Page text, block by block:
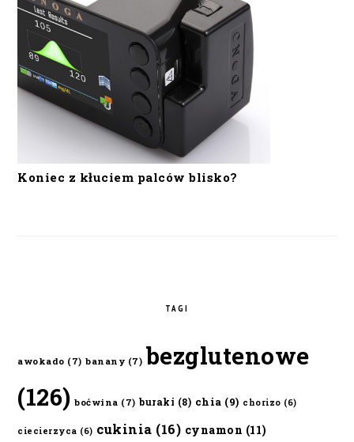
Koniec z kłuciem palców blisko?
TAGI
awokado (7) banany (7) bezglutenowe
(126) boćwina (7) buraki (8) chia (9) chorizo (6)
ciecierzyca (6) cukinia (16) cynamon (11)